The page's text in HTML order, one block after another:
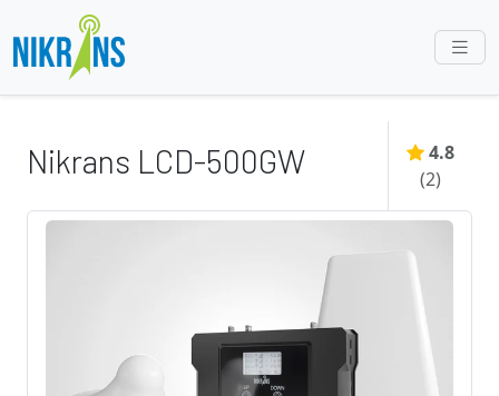
Nikrans LCD-500GW
4.8
(2)